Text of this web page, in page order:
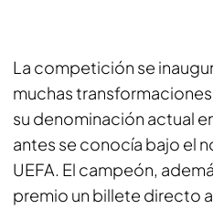
La competición se
muchas
su denominación actual
antes se conocía bajo el
UEFA. El campeón,
premio un billete directo